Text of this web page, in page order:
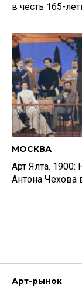
в честь 165-
МОСКВА
Арт Ялта.
Антона Чехова
Арт-рынок